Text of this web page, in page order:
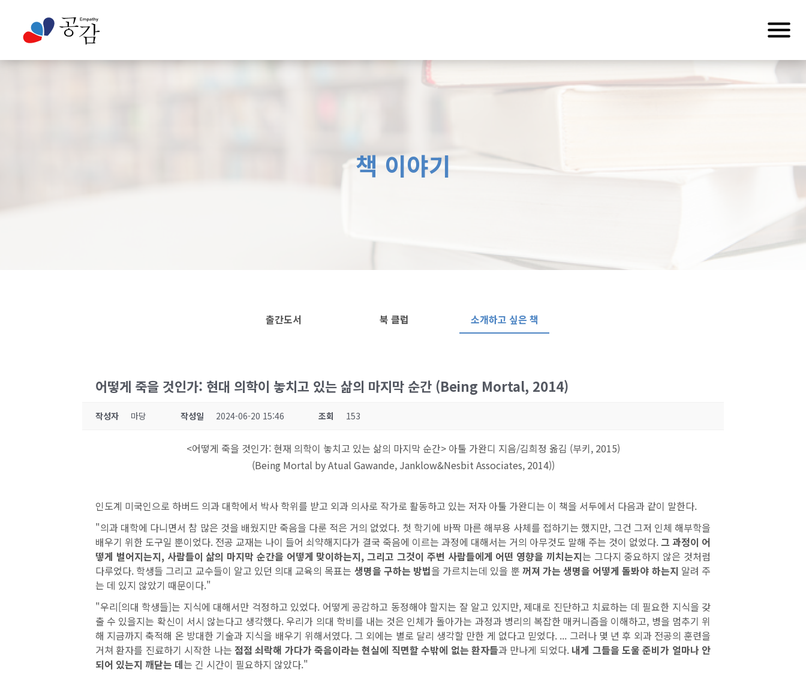
책 이야기
출간도서 북 클럽 소개하고 싶은 책
어떻게 죽을 것인가: 현대 의학이 놓치고 있는 삶의 마지막 순간 (Being Mortal, 2014)
작성자 마당 작성일 2024-06-20 15:46 조회 153
<어떻게 죽을 것인가: 현재 의학이 놓치고 있는 삶의 마지막 순간> 아툴 가완디 지음/김희정 옮김 (부키, 2015)
(Being Mortal by Atual Gawande, Janklow&Nesbit Associates, 2014))
인도계 미국인으로 하버드 의과 대학에서 박사 학위를 받고 외과 의사로 작가로 활동하고 있는 저자 아툴 가완디는 이 책을 서두에서 다음과 같이 말한다.
"의과 대학에 다니면서 참 많은 것을 배웠지만 죽음을 다룬 적은 거의 없었다. 첫 학기에 바짝 마른 해부용 사체를 접하기는 했지만, 그건 그저 인체 해부학을
배우기 위한 도구일 뿐이었다. 전공 교재는 나이 들어 쇠약해지다가 결국 죽음에 이르는 과정에 대해서는 거의 아무것도 말해 주는 것이 없었다.그 과정이 어
떻게 벌어지는지, 사람들이 삶의 마지막 순간을 어떻게 맞이하는지, 그리고 그것이 주변 사람들에게 어떤 영향을 끼치는지는 그다지 중요하지 않은 것처럼
다루었다. 학생들 그리고 교수들이 알고 있던 의대 교육의 목표는 생명을 구하는 방법을 가르치는데 있을 뿐 꺼져 가는 생명을 어떻게 돌봐야 하는지 알려 주
는 데 있지 않았기 때문이다."
"우리[의대 학생들]는 지식에 대해서만 걱정하고 있었다. 어떻게 공감하고 동정해야 할지는 잘 알고 있지만, 제대로 진단하고 치료하는 데 필요한 지식을 갖
출 수 있을지는 확신이 서시 않는다고 생각했다. 우리가 의대 학비를 내는 것은 인체가 돌아가는 과정과 병리의 복잡한 매커니즘을 이해하고, 병을 멈추기 위
해 지금까지 축적해 온 방대한 기술과 지식을 배우기 위해서였다. 그 외에는 별로 달리 생각할 만한 게 없다고 믿었다. ... 그러나 몇 년 후 외과 전공의 훈련을
거쳐 환자를 진료하기 시작한 나는 점점 쇠락해 가다가 죽음이라는 현실에 직면할 수밖에 없는 환자들과 만나게 되었다. 내게 그들을 도울 준비가 얼마나 안
되어 있는지 깨닫는 데는 긴 시간이 필요하지 않았다."